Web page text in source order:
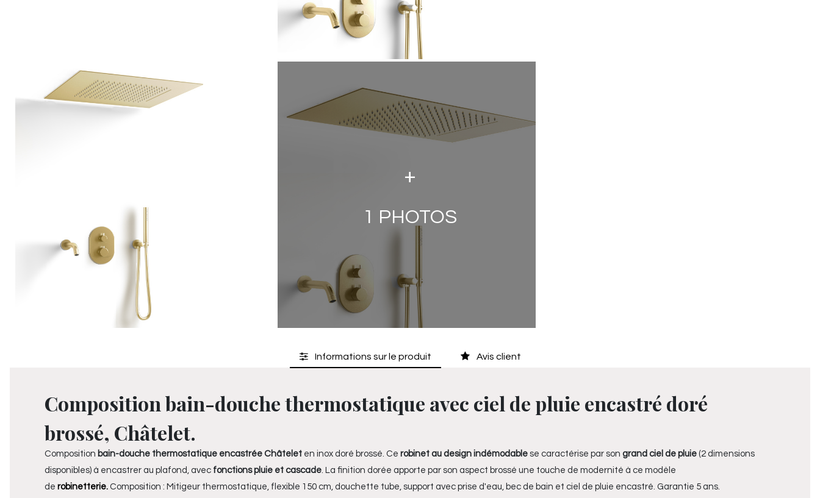
+
1 PHOTOS
Informations sur le produit Avis client
Composition bain-douche thermostatique avec ciel de pluie encastré doré
brossé, Châtelet.
Composition bain-douche thermostatique encastrée Châtelet en inox doré brossé. Ce robinet au design indémodable se caractérise par son grand ciel de pluie (2 dimensions
disponibles) à encastrer au plafond, avec fonctions pluie et cascade . La finition dorée apporte par son aspect brossé une touche de modernité à ce modèle
de robinetterie. Composition : Mitigeur thermostatique, flexible 150 cm, douchette tube, support avec prise d'eau, bec de bain et ciel de pluie encastré. Garantie 5 ans.